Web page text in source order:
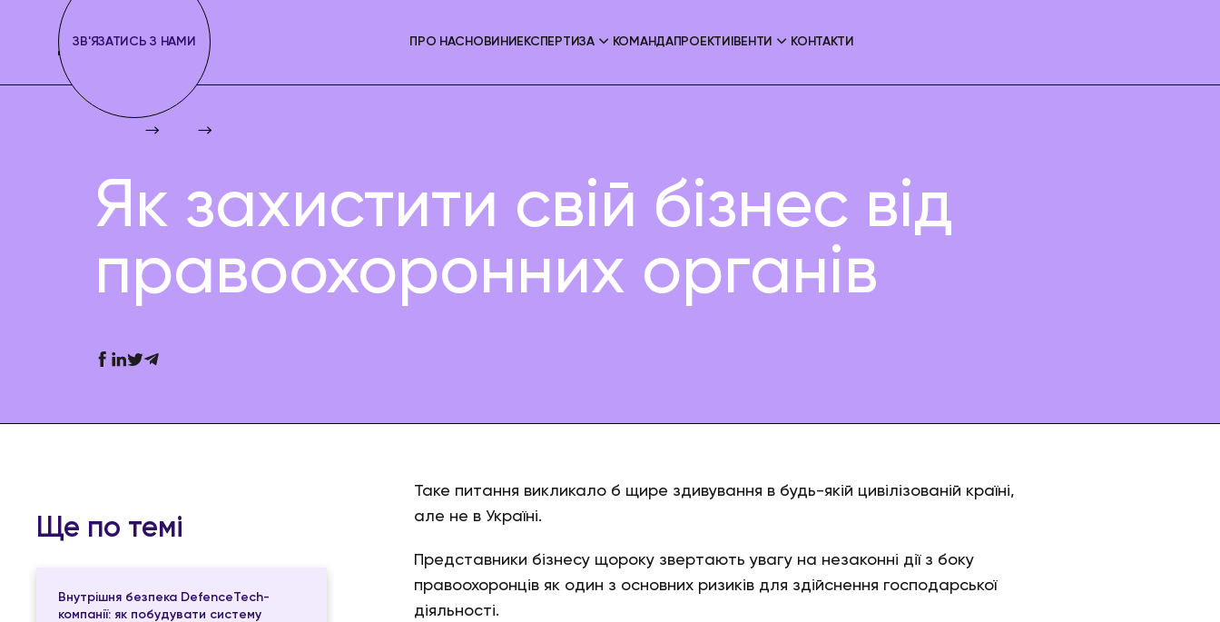
ПРО НАС НОВИНИ ЕКСПЕРТИЗА КОМАНДАПРОЕКТИ ІВЕНТИ КОНТАКТИ
ЗВ'ЯЗАТИСЬ З НАМИ
Як захистити свій бізнес від
правоохоронних органів
Ще по темі
Внутрішня безпека DefenceTech-
компанії: як побудувати систему
Таке питання викликало б щире здивування в будь-якій цивілізованій країні,
але не в Україні.
Представники бізнесу щороку звертають увагу на незаконні дії з боку
правоохоронців як один з основних ризиків для здійснення господарської
діяльності.